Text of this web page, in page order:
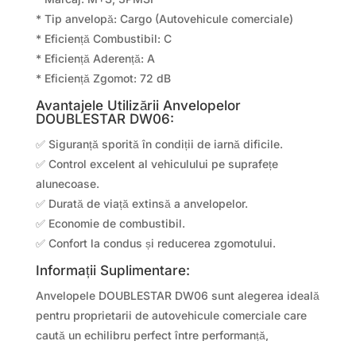
* Tip anvelopă: Cargo (Autovehicule comerciale)
* Eficiență Combustibil: C
* Eficiență Aderență: A
* Eficiență Zgomot: 72 dB
Avantajele Utilizării Anvelopelor
DOUBLESTAR DW06:
✅ Siguranță sporită în condiții de iarnă dificile.
✅ Control excelent al vehiculului pe suprafețe
alunecoase.
✅ Durată de viață extinsă a anvelopelor.
✅ Economie de combustibil.
✅ Confort la condus și reducerea zgomotului.
Informații Suplimentare:
Anvelopele DOUBLESTAR DW06 sunt alegerea ideală
pentru proprietarii de autovehicule comerciale care
caută un echilibru perfect între performanță,